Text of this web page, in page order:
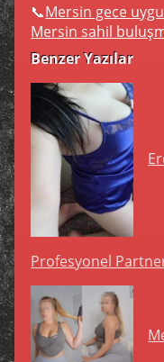
Mersin gece
Mersin sahil
Benzer Yazılar
Profesyonel